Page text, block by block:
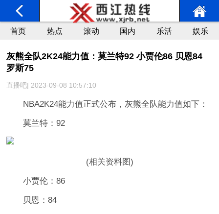
首页 热点 滚动 国内 乐活 娱乐
灰熊全队2K24能力值：莫兰特92 小贾伦86 贝恩84
罗斯75
直播吧| 2023-09-08 10:57:10
NBA2K24能力值正式公布，灰熊全队能力值如下：
莫兰特：92
(相关资料图)
小贾伦：86
贝恩：84